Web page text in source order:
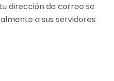
dirección de correo se
a sus servidores